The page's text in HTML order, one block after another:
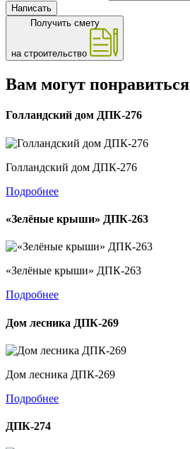
Написать
Получить смету
на строительство
Вам могут понравиться
Голландский дом ДПК-276
Голландский дом ДПК-276
Подробнее
«Зелёные крыши» ДПК-263
«Зелёные крыши» ДПК-263
Подробнее
Дом лесника ДПК-269
Дом лесника ДПК-269
Подробнее
ДПК-274